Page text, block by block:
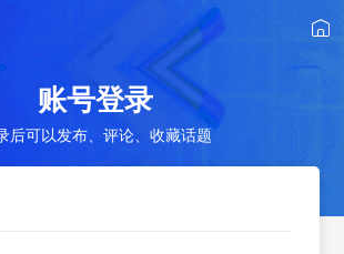
账号登录
后可以发布、评论、收藏话题